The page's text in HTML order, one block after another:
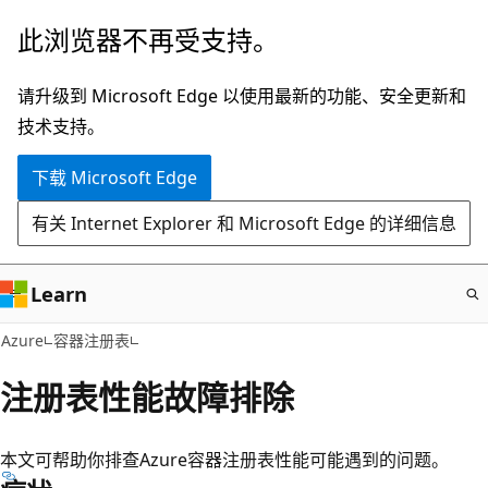
跳
主
要
内
此浏览器不再受支持。
请升级到 Microsoft Edge 以使用最新的功能、安全更新和
技术支持。
下载 Microsoft Edge
有关 Internet Explorer 和 Microsoft Edge 的详细信息
Learn
Azure 容器注册表
注册表性能故障排除
本文可帮助你排查Azure容器注册表性能可能遇到的问题。